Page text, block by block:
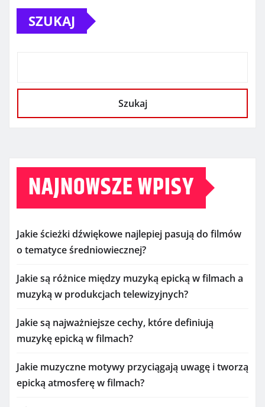
SZUKAJ
Szukaj
NAJNOWSZE WPISY
Jakie ścieżki dźwiękowe najlepiej pasują do filmów
o tematyce średniowiecznej?
Jakie są różnice między muzyką epicką w filmach a
muzyką w produkcjach telewizyjnych?
Jakie są najważniejsze cechy, które definiują
muzykę epicką w filmach?
Jakie muzyczne motywy przyciągają uwagę i tworzą
epicką atmosferę w filmach?